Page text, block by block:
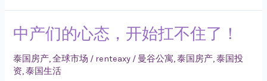
中产们的心态，开始扛不住了！
泰国房产,全球市场 / renteaxy / 曼谷公寓,泰国房产,泰国投
资,泰国生活
中
产
们
的